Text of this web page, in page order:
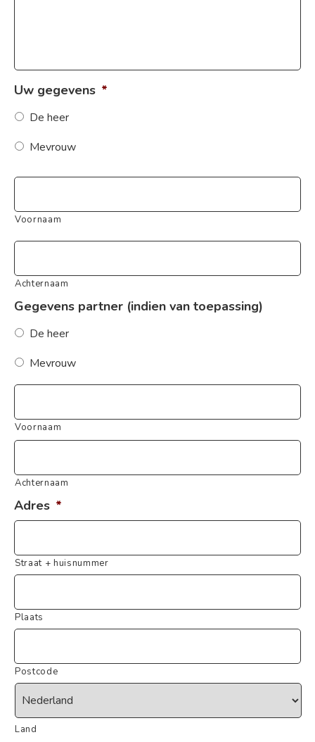
Uw gegevens *
De heer
Mevrouw
*
Voornaam
Achternaam
Gegevens partner (indien van toepassing)
De heer
Mevrouw
Voornaam
Achternaam
Adres *
Straat + huisnummer
Plaats
Postcode
Land